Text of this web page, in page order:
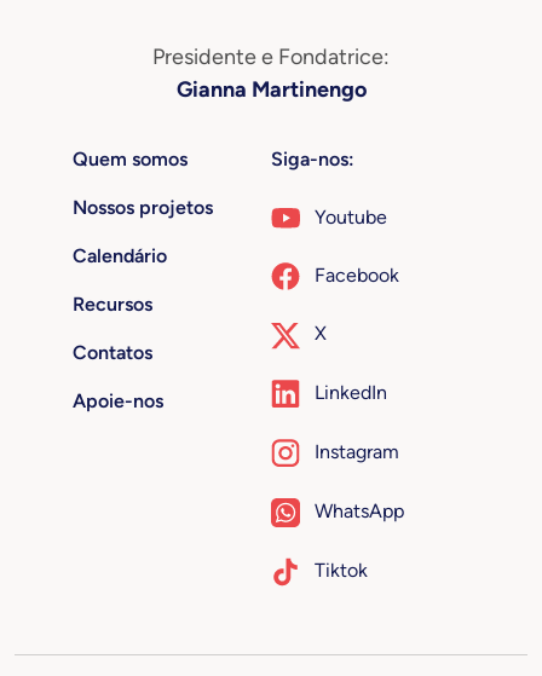
Presidente e Fondatrice:
Gianna Martinengo
Quem somos
Nossos projetos
Calendário
Recursos
Contatos
Apoie-nos
Siga-nos:
Youtube
Facebook
X
LinkedIn
Instagram
WhatsApp
Tiktok